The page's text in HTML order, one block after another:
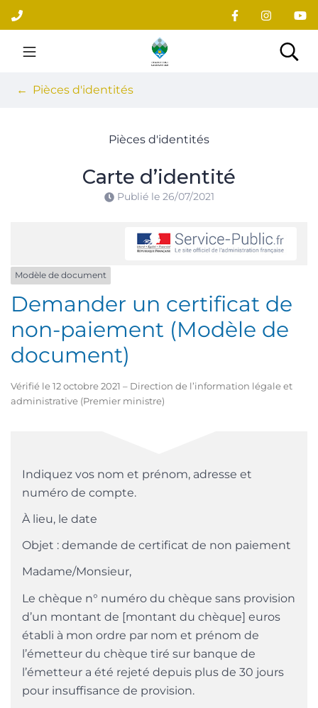
Aller
au
contenu
Site officiel du village
Pièces d'identités
Pièces d'identités
Carte d’identité
Publié le 26/07/2021
Modèle de document
Demander un certificat de
non-paiement (Modèle de
document)
Vérifié le 12 octobre 2021 – Direction de l’information légale et
administrative (Premier ministre)
Indiquez vos nom et prénom, adresse et
numéro de compte.
À lieu, le date
Objet : demande de certificat de non paiement
Madame/Monsieur,
Le chèque n° numéro du chèque sans provision
d’un montant de [montant du chèque] euros
établi à mon ordre par nom et prénom de
l’émetteur du chèque tiré sur banque de
l’émetteur a été rejeté depuis plus de 30 jours
pour insuffisance de provision.